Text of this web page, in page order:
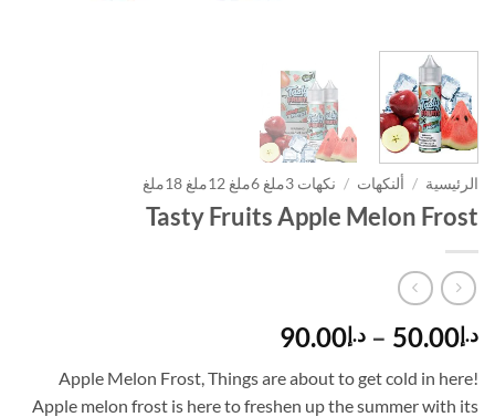
الرئيسية / ألنكهات / نكهات 3ملغ 6ملغ 12ملغ 18ملغ
Tasty Fruits Apple Melon Frost
د.إ50.00
– د.إ90.00
من
Apple Melon Frost, Things are about to get cold in here!
Apple melon frost is here to freshen up the summer with its